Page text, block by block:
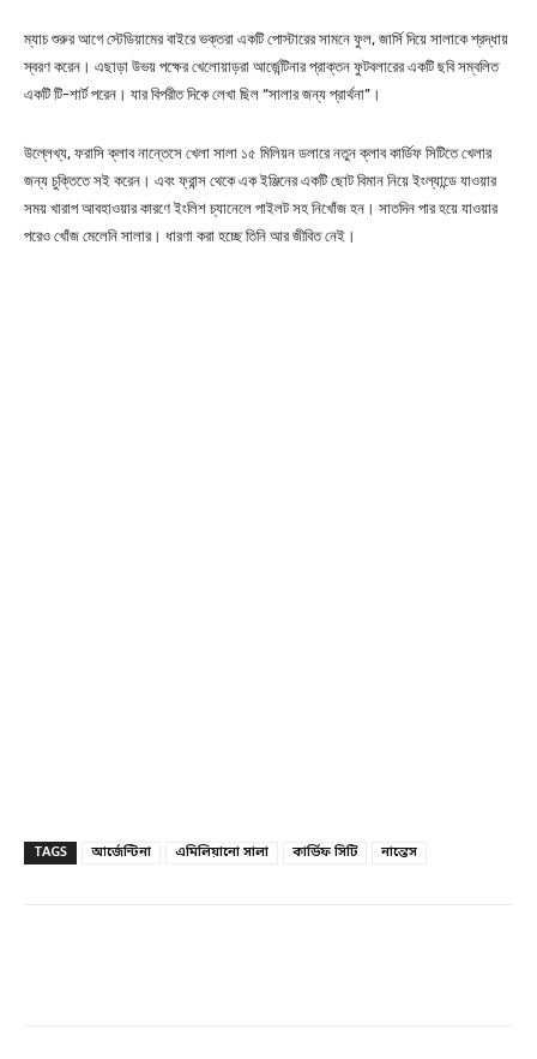
ম্যাচ শুরুর আগে স্টেডিয়ামের বাইরে ভক্তরা একটি পোস্টারের সামনে ফুল, জার্সি দিয়ে সালাকে শ্রদ্ধায়
স্বরণ করেন। এছাড়া উভয় পক্ষের খেলোয়াড়রা আর্জেন্টিনার প্রাক্তন ফুটবলারের একটি ছবি সম্বলিত
একটি টি-শার্ট পরেন। যার বিপরীত দিকে লেখা ছিল “সালার জন্য প্রার্থনা”।
উল্লেখ্য, ফরাসি ক্লাব নান্তেসে খেলা সালা ১৫ মিলিয়ন ডলারে নতুন ক্লাব কার্ডিফ সিটিতে খেলার
জন্য চুক্তিতে সই করেন। এবং ফ্রান্স থেকে এক ইঞ্জিনের একটি ছোট বিমান নিয়ে ইংল্যান্ডে যাওয়ার
সময় খারাপ আবহাওয়ার কারণে ইংলিশ চ্যানেলে পাইলট সহ নিখোঁজ হন। সাতদিন পার হয়ে যাওয়ার
পরেও খোঁজ মেলেনি সালার। ধারণা করা হচ্ছে তিনি আর জীবিত নেই।
TAGS আর্জেন্টিনা এমিলিয়ানো সালা কার্ডিফ সিটি নান্তেস